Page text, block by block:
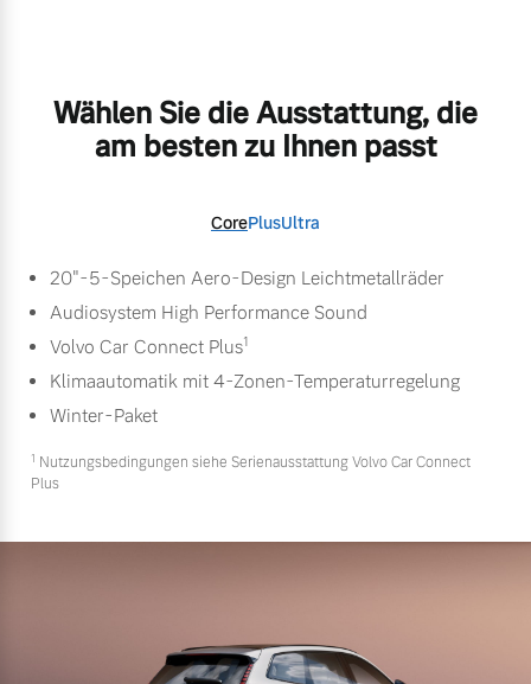
Wählen Sie die Ausstattung, die
am besten zu Ihnen passt
CorePlusUltra
20"-5-Speichen Aero-Design Leichtmetallräder
Audiosystem High Performance Sound
Volvo Car Connect Plus1
Klimaautomatik mit 4-Zonen-Temperaturregelung
Winter-Paket
1 Nutzungsbedingungen siehe Serienausstattung Volvo Car Connect
Plus